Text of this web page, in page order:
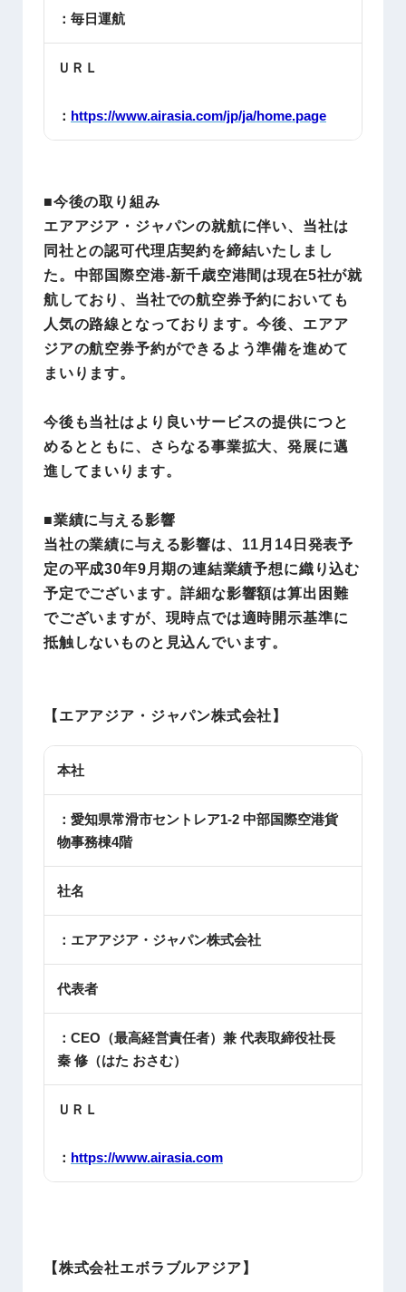
：毎日運航
ＵＲＬ
： https://www.airasia.com/jp/ja/home.page
■今後の取り組み
エアアジア・ジャパンの就航に伴い、当社は
同社との認可代理店契約を締結いたしまし
た。中部国際空港-新千歳空港間は現在5社が就
航しており、当社での航空券予約においても
人気の路線となっております。今後、エアア
ジアの航空券予約ができるよう準備を進めて
まいります。
今後も当社はより良いサービスの提供につと
めるとともに、さらなる事業拡大、発展に邁
進してまいります。
■業績に与える影響
当社の業績に与える影響は、11月14日発表予
定の平成30年9月期の連結業績予想に織り込む
予定でございます。詳細な影響額は算出困難
でございますが、現時点では適時開示基準に
抵触しないものと見込んでいます。
【 エアアジア・ジャパン株式会社 】
本社
：愛知県常滑市セントレア1-2 中部国際空港貨
物事務棟4階
社名
：エアアジア・ジャパン株式会社
代表者
：CEO（最高経営責任者）兼 代表取締役社長
秦 修（はた おさむ）
ＵＲＬ
： https://www.airasia.com
【株式会社エボラブルアジア】